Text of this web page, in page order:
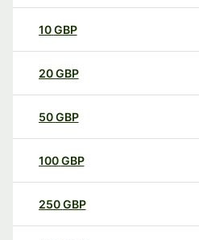
10GBP
20GBP
50GBP
100GBP
250GBP